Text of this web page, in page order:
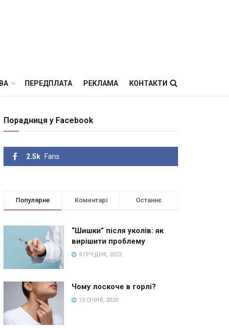
ПЕРЕДПЛАТА РЕКЛАМА КОНТАКТИ
Порадниця у Facebook
2.5k Fans
Популярне Коментарі Останнє
“Шишки” після уколів: як
вирішити проблему
9 ГРУДНЯ, 2022
Чому лоскоче в горлі?
13 СІЧНЯ, 2020